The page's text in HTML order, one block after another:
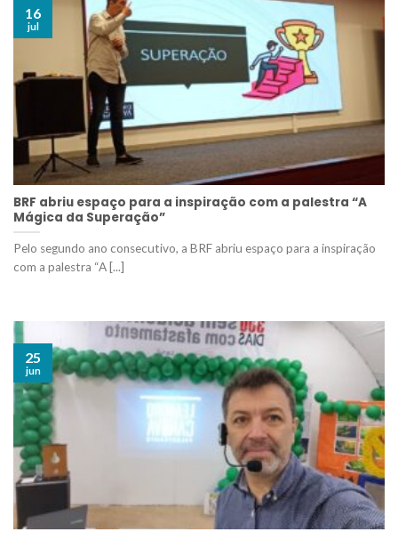
BRF abriu espaço para a inspiração com a palestra “A
Mágica da Superação”
Pelo segundo ano consecutivo, a BRF abriu espaço para a inspiração
com a palestra “A [...]
16
jul
25
jun